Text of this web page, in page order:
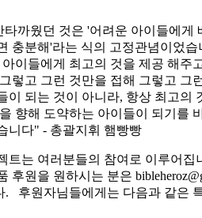
타까웠던 것은 '어려운 아이들에게
충분해'라는 식의 고정관념이었습
이들에게 최고의 것을 제공 해주
렇고 그런 것만을 접해 그렇고 그
이 되는 것이 아니라, 항상 최고의
향해 도약하는 아이들이 되기를
니다" - 총괄지휘 햄빵빵
트는 여러분들의 참여로 이루어집
후원을 원하시는 분은
. 후원자님들에게는 다음과 같은